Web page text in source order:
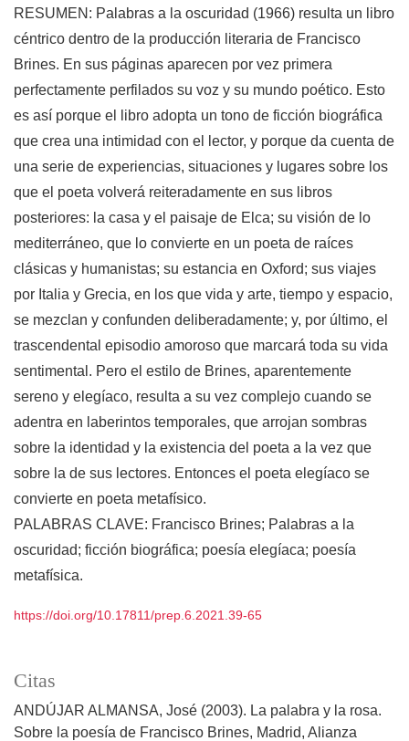
RESUMEN: Palabras a la oscuridad (1966) resulta un libro
céntrico dentro de la producción literaria de Francisco
Brines. En sus páginas aparecen por vez primera
perfectamente perfilados su voz y su mundo poético. Esto
es así porque el libro adopta un tono de ficción biográfica
que crea una intimidad con el lector, y porque da cuenta de
una serie de experiencias, situaciones y lugares sobre los
que el poeta volverá reiteradamente en sus libros
posteriores: la casa y el paisaje de Elca; su visión de lo
mediterráneo, que lo convierte en un poeta de raíces
clásicas y humanistas; su estancia en Oxford; sus viajes
por Italia y Grecia, en los que vida y arte, tiempo y espacio,
se mezclan y confunden deliberadamente; y, por último, el
trascendental episodio amoroso que marcará toda su vida
sentimental. Pero el estilo de Brines, aparentemente
sereno y elegíaco, resulta a su vez complejo cuando se
adentra en laberintos temporales, que arrojan sombras
sobre la identidad y la existencia del poeta a la vez que
sobre la de sus lectores. Entonces el poeta elegíaco se
convierte en poeta metafísico.
PALABRAS CLAVE: Francisco Brines; Palabras a la
oscuridad; ficción biográfica; poesía elegíaca; poesía
metafísica.
https://doi.org/10.17811/prep.6.2021.39-65
Citas
ANDÚJAR ALMANSA, José (2003). La palabra y la rosa.
Sobre la poesía de Francisco Brines, Madrid, Alianza